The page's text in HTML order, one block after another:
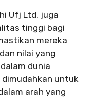
Ufj Ltd. juga
tinggi bagi
mereka
nilai yang
dunia
dimudahkan untuk
arah yang